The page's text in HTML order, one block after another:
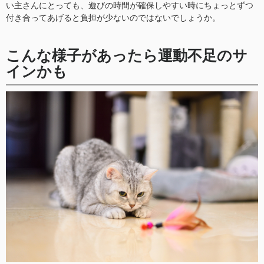
い主さんにとっても、遊びの時間が確保しやすい時にちょっとずつ
付き合ってあげると負担が少ないのではないでしょうか。
こんな様子があったら運動不足のサ
インかも